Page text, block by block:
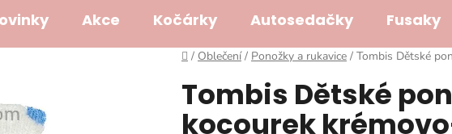
Akce Kočárky Autosedačky Fusaky
Domů
/ Oblečení / Ponožky a rukavice / Tombis Dětské
Tombis Dětské
kocourek